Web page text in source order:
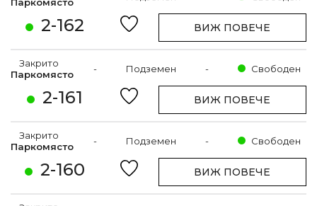
2-162
Паркомясто
ВИЖ ПОВЕЧЕ
2-161
Закрито
Паркомясто
- Подземен - Свободен
ВИЖ ПОВЕЧЕ
2-160
Закрито
Паркомясто
- Подземен - Свободен
ВИЖ ПОВЕЧЕ